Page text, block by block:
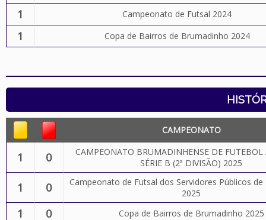
1 Campeonato de Futsal 2024
1 Copa de Bairros de Brumadinho 2024
CAMPEONATO
1 0
CAMPEONATO BRUMADINHENSE DE
SÉRIE B (2ª DIVISÃO) 2025
1 0
Campeonato de Futsal dos Servidores Públicos
2025
1 0 Copa de Bairros de Brumadinho 2025